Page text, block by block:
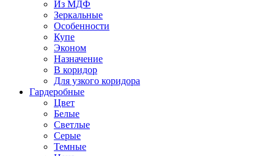
Из МДФ
Зеркальные
Особенности
Купе
Эконом
Назначение
В коридор
Для узкого коридора
Гардеробные
Цвет
Белые
Светлые
Серые
Темные